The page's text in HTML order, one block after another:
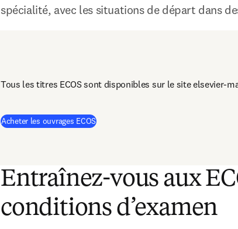
spécialité, avec les situations de départ dans
Tous les titres ECOS sont disponibles sur le site elsevier-
Acheter les ouvrages ECOS(
Entraînez-vous aux
conditions d’examen